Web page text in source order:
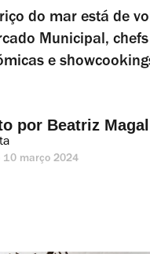
do mar está de
Municipal,
e
por Beatriz
10 março 2024